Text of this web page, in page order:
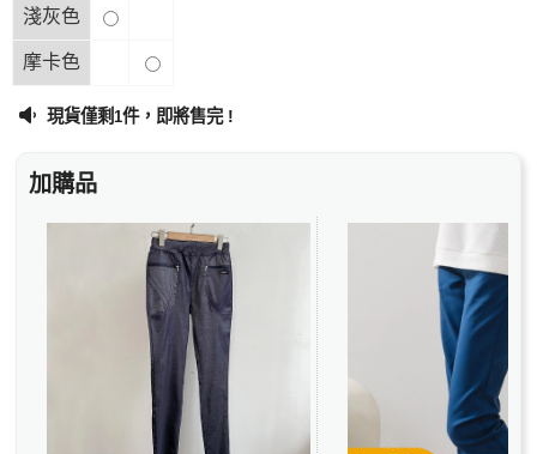
淺灰色
摩卡色
現貨僅剩 1件，即將售完 !
加購品